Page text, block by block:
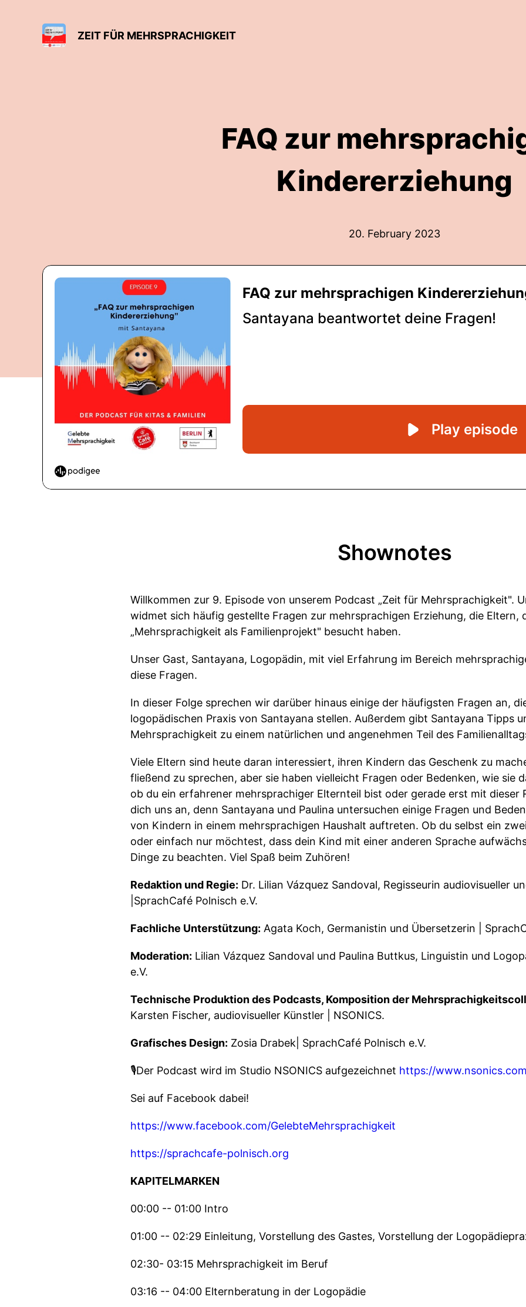
ZEIT FÜR MEHRSPRACHIGKEIT
FAQ zur
Kindererziehung
20. February 2023
Shownotes
Willkommen zur 9. Episode von unserem Podcast „Zeit für Mehrsprachigkeit".
widmet sich häufig gestellte Fragen zur mehrsprachigen Erziehung, die Eltern,
„Mehrsprachigkeit als Familienprojekt" besucht haben.
Unser Gast, Santayana, Logopädin, mit viel Erfahrung im Bereich
diese Fragen.
In dieser Folge sprechen wir darüber hinaus einige der häufigsten Fragen an,
logopädischen Praxis von Santayana stellen. Außerdem gibt Santayana Tipps
Mehrsprachigkeit zu einem natürlichen und angenehmen Teil des
Viele Eltern sind heute daran interessiert, ihren Kindern das Geschenk zu
fließend zu sprechen, aber sie haben vielleicht Fragen oder Bedenken, wie sie
ob du ein erfahrener mehrsprachiger Elternteil bist oder gerade erst mit dieser
dich uns an, denn Santayana und Paulina untersuchen einige Fragen und
von Kindern in einem mehrsprachigen Haushalt auftreten. Ob du selbst ein
oder einfach nur möchtest, dass dein Kind mit einer anderen Sprache
Dinge zu beachten. Viel Spaß beim Zuhören!
Redaktion und Regie: Dr. Lilian Vázquez Sandoval, Regisseurin audiovisueller
|SprachCafé Polnisch e.V.
Fachliche Unterstützung: Agata Koch, Germanistin und Übersetzerin |
Moderation: Lilian Vázquez Sandoval und Paulina Buttkus, Linguistin und
e.V.
Technische Produktion des Podcasts, Komposition der
Karsten Fischer, audiovisueller Künstler | NSONICS.
Grafisches Design: Zosia Drabek| SprachCafé Polnisch e.V.
🎙Der Podcast wird im Studio NSONICS aufgezeichnet https://www.nsonics.com
Sei auf Facebook dabei!
https://www.facebook.com/GelebteMehrsprachigkeit
https://sprachcafe-polnisch.org
KAPITELMARKEN
00:00 -- 01:00 Intro
01:00 -- 02:29 Einleitung, Vorstellung des Gastes, Vorstellung der
02:30- 03:15 Mehrsprachigkeit im Beruf
03:16 -- 04:00 Elternberatung in der Logopädie